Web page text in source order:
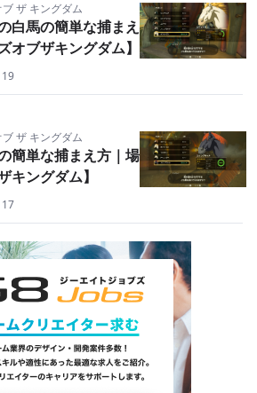
ザ キングダム
白馬の簡単な捕まえ
オブザキングダム】
19
ザ キングダム
簡単な捕まえ方｜場
キングダム】
17